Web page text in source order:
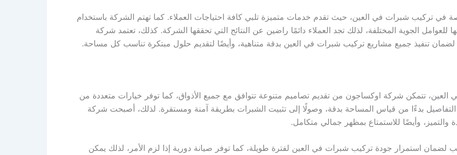
في تركيب شبرات في العين، حيث تقدم خدمات متميزة تلبي كافة احتياجات العملاء. كما تهتم الشركة باستخدام
للعوامل الجوية المختلفة، لذلك تجد العملاء دائمًا راضين عن النتائج التي تحققها الشركة. كذلك، تعتمد شركة
تنفيذ جميع مشاريع تركيب شبرات في العين بدقة متناهية، وأيضًا لتقديم حلول مبتكرة تناسب كل مساحة.
تتمكن شركة اوكساجون من تقديم تصاميم متنوعة تتوافق مع جميع الأذواق، كما توفر خيارات متعددة من
التفاصيل بدءًا من قياس المساحة بدقة، وصولًا إلى تثبيت الشبرات بطريقة آمنة ومستقرة. لذلك، أصبحت شركة
والتميز، وأيضًا للاستمتاع بمظهر جمالي متكامل.
استمرار جودة تركيب شبرات في العين لفترة طويلة، كما توفر صيانة دورية إذا لزم الأمر، لذلك يمكن